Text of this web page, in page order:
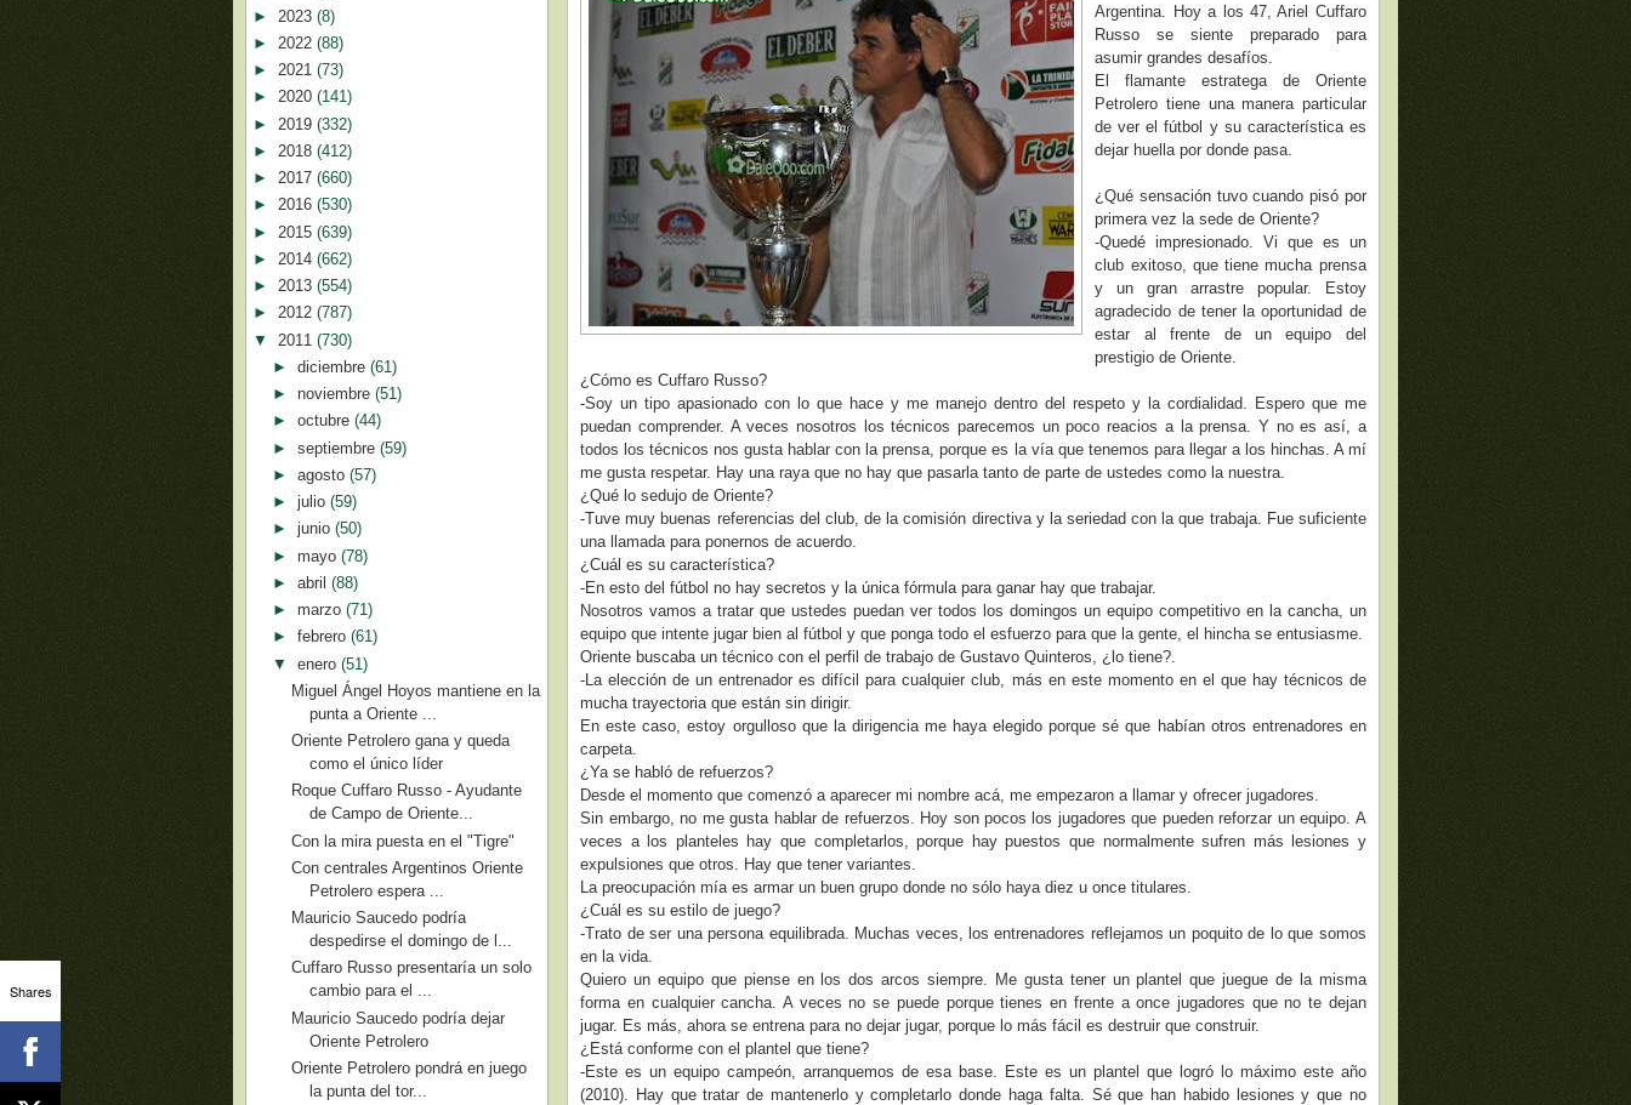
Argentina. Hoy a los 47, Ariel Cuffaro
Russo se siente preparado para
asumir grandes desafíos.
El flamante estratega de Oriente
Petrolero tiene una manera particular
de ver el fútbol y su característica es
dejar huella por donde pasa.
¿Qué sensación tuvo cuando pisó por
primera vez la sede de Oriente?
-Quedé impresionado. Vi que es un
club exitoso, que tiene mucha prensa
y un gran arrastre popular. Estoy
agradecido de tener la oportunidad de
estar al frente de un equipo del
prestigio de Oriente.
¿Cómo es Cuffaro Russo?
-Soy un tipo apasionado con lo que hace y me manejo dentro del respeto y la cordialidad. Espero que me
puedan comprender. A veces nosotros los técnicos parecemos un poco reacios a la prensa. Y no es así, a
todos los técnicos nos gusta hablar con la prensa, porque es la vía que tenemos para llegar a los hinchas. A mí
me gusta respetar. Hay una raya que no hay que pasarla tanto de parte de ustedes como la nuestra.
¿Qué lo sedujo de Oriente?
-Tuve muy buenas referencias del club, de la comisión directiva y la seriedad con la que trabaja. Fue suficiente
una llamada para ponernos de acuerdo.
¿Cuál es su característica?
-En esto del fútbol no hay secretos y la única fórmula para ganar hay que trabajar.
Nosotros vamos a tratar que ustedes puedan ver todos los domingos un equipo competitivo en la cancha, un
equipo que intente jugar bien al fútbol y que ponga todo el esfuerzo para que la gente, el hincha se entusiasme.
Oriente buscaba un técnico con el perfil de trabajo de Gustavo Quinteros, ¿lo tiene?.
-La elección de un entrenador es difícil para cualquier club, más en este momento en el que hay técnicos de
mucha trayectoria que están sin dirigir.
En este caso, estoy orgulloso que la dirigencia me haya elegido porque sé que habían otros entrenadores en
carpeta.
¿Ya se habló de refuerzos?
Desde el momento que comenzó a aparecer mi nombre acá, me empezaron a llamar y ofrecer jugadores.
Sin embargo, no me gusta hablar de refuerzos. Hoy son pocos los jugadores que pueden reforzar un equipo. A
veces a los planteles hay que completarlos, porque hay puestos que normalmente sufren más lesiones y
expulsiones que otros. Hay que tener variantes.
La preocupación mía es armar un buen grupo donde no sólo haya diez u once titulares.
¿Cuál es su estilo de juego?
-Trato de ser una persona equilibrada. Muchas veces, los entrenadores reflejamos un poquito de lo que somos
en la vida.
Quiero un equipo que piense en los dos arcos siempre. Me gusta tener un plantel que juegue de la misma
forma en cualquier cancha. A veces no se puede porque tienes en frente a once jugadores que no te dejan
jugar. Es más, ahora se entrena para no dejar jugar, porque lo más fácil es destruir que construir.
¿Está conforme con el plantel que tiene?
-Este es un equipo campeón, arranquemos de esa base. Este es un plantel que logró lo máximo este año
(2010). Hay que tratar de mantenerlo y completarlo donde haga falta. Sé que han habido lesiones y que no
► 2023 (8)
► 2022 (88)
► 2021 (73)
► 2020 (141)
► 2019 (332)
► 2018 (412)
► 2017 (660)
► 2016 (530)
► 2015 (639)
► 2014 (662)
► 2013 (554)
► 2012 (787)
▼ 2011 (730)
► diciembre (61)
► noviembre (51)
► octubre (44)
► septiembre (59)
► agosto (57)
► julio (59)
► junio (50)
► mayo (78)
► abril (88)
► marzo (71)
► febrero (61)
▼ enero (51)
Miguel Ángel Hoyos mantiene en la
punta a Oriente ...
Oriente Petrolero gana y queda
como el único líder
Roque Cuffaro Russo - Ayudante
de Campo de Oriente...
Con la mira puesta en el "Tigre"
Con centrales Argentinos Oriente
Petrolero espera ...
Mauricio Saucedo podría
despedirse el domingo de l...
Cuffaro Russo presentaría un solo
cambio para el ...
Mauricio Saucedo podría dejar
Oriente Petrolero
Oriente Petrolero pondrá en juego
la punta del tor...
Shares